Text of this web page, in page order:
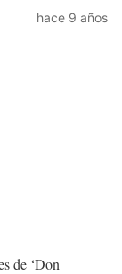
hace 9 años
de ‘Don